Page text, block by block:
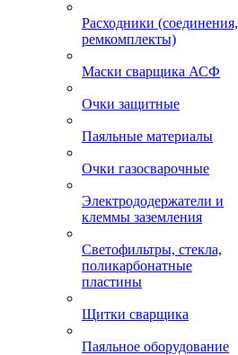
Расходники (соединения,
ремкомплекты)
Маски сварщика АСФ
Очки защитные
Паяльные материалы
Очки газосварочные
Электрододержатели и
клеммы заземления
Светофильтры, стекла,
поликарбонатные
пластины
Щитки сварщика
Паяльное оборудование